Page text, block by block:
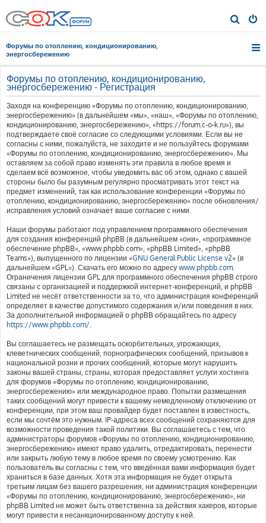
о
Форумы по отоплению, кондиционированию,
энергосбережению
Форумы по отоплению, кондиционированию,
энергосбережению - Регистрация
Заходя на конференцию «Форумы по отоплению, кондиционированию,
энергосбережению» (в дальнейшем «мы», «наш», «Форумы по отоплению,
кондиционированию, энергосбережению», «https://forum.c-o-k.ru»), вы
подтверждаете своё согласие со следующими условиями. Если вы не
согласны с ними, пожалуйста, не заходите и не пользуйтесь форумами
«Форумы по отоплению, кондиционированию, энергосбережению». Мы
оставляем за собой право изменять эти правила в любое время и
сделаем всё возможное, чтобы уведомить вас об этом, однако с вашей
стороны было бы разумным регулярно просматривать этот текст на
предмет изменений, так как использование конференции «Форумы по
отоплению, кондиционированию, энергосбережению» после обновления/
исправления условий означает ваше согласие с ними.
Наши форумы работают под управлением программного обеспечения
для создания конференций phpBB (в дальнейшем «они», «программное
обеспечение phpBB», «www.phpbb.com», «phpBB Limited», «phpBB
Teams»), выпущенного по лицензии «GNU General Public License v2» (в
дальнейшем «GPL»). Скачать его можно по адресу www.phpbb.com.
Ограничения лицензии GPL для программного обеспечения phpBB строго
связаны с организацией и поддержкой интернет-конференций, и phpBB
Limited не несёт ответственности за то, что администрация конференций
определяет в качестве допустимого содержания и/или поведения в них.
За дополнительной информацией о phpBB обращайтесь по адресу
https://www.phpbb.com/.
Вы соглашаетесь не размещать оскорбительных, угрожающих,
клеветнических сообщений, порнографических сообщений, призывов к
национальной розни и прочих сообщений, которые могут нарушить
законы вашей страны, страны, которая предоставляет услуги хостинга
для форумов «Форумы по отоплению, кондиционированию,
энергосбережению» или международное право. Попытки размещения
таких сообщений могут привести к вашему немедленному отключению от
конференции, при этом ваш провайдер будет поставлен в известность,
если мы сочтём это нужным. IP-адреса всех сообщений сохраняются для
возможности проведения такой политики. Вы соглашаетесь с тем, что
администраторы форумов «Форумы по отоплению, кондиционированию,
энергосбережению» имеют право удалить, отредактировать, перенести
или закрыть любую тему в любое время по своему усмотрению. Как
пользователь вы согласны с тем, что введённая вами информация будет
храниться в базе данных. Хотя эта информация не будет открыта
третьим лицам без вашего разрешения, ни администрация конференции
«Форумы по отоплению, кондиционированию, энергосбережению», ни
phpBB Limited не может быть ответственна за действия хакеров, которые
могут привести к несанкционированному доступу к ней.